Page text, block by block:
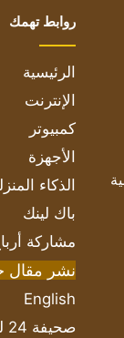
روابط تهمك
الرئيسية
الإنترنت
كمبيوتر
الأجهزة
الذكاء
باك لينك
مشاركة
نشر
English
صحيفة 24 لمعلوماتك